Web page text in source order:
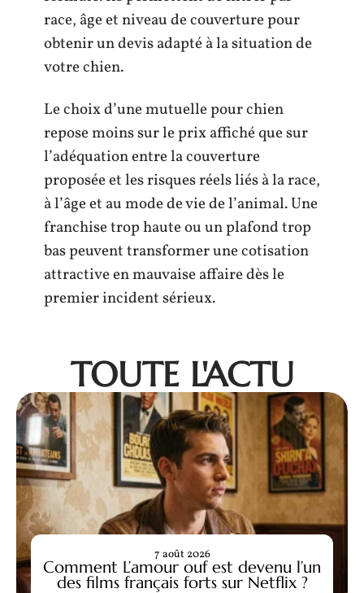
race, âge et niveau de couverture pour
obtenir un devis adapté à la situation de
votre chien.
Le choix d’une mutuelle pour chien
repose moins sur le prix affiché que sur
l’adéquation entre la couverture
proposée et les risques réels liés à la race,
à l’âge et au mode de vie de l’animal. Une
franchise trop haute ou un plafond trop
bas peuvent transformer une cotisation
attractive en mauvaise affaire dès le
premier incident sérieux.
TOUTE L'ACTU
Comment L’amour ouf est devenu l’un
des films français forts sur Netflix ?
7 août 2026